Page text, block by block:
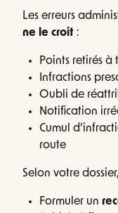
Les erreurs
ne le croit :
Points retirés à
Infractions
Oubli de
Notification
Cumul
route
Selon votre
Formuler un